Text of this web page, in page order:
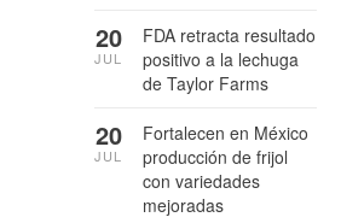
FDA retracta resultado
positivo a la lechuga
de Taylor Farms
20
JUL
Fortalecen en México
producción de frijol
con variedades
mejoradas
20
JUL